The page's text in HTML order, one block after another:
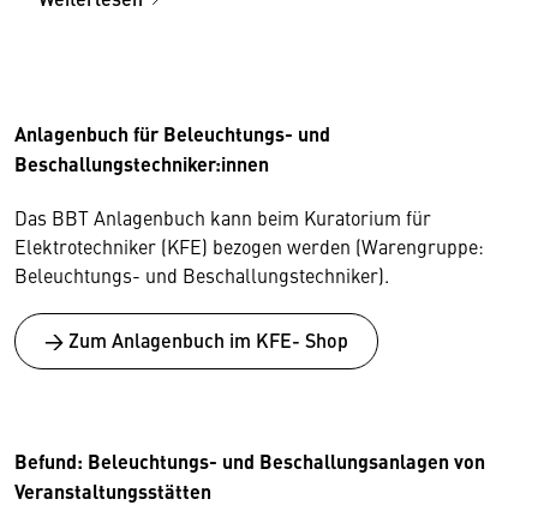
Anlagenbuch für Beleuchtungs- und
Beschallungstechniker:innen
Das BBT Anlagenbuch kann beim Kuratorium für
Elektrotechniker (KFE) bezogen werden (Warengruppe:
Beleuchtungs- und Beschallungstechniker).
→ Zum Anlagenbuch im KFE- Shop
Befund: Beleuchtungs- und Beschallungsanlagen von
Veranstaltungsstätten